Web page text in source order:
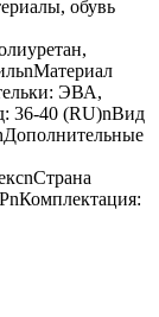
обувь
ЭВА,
36-40 (RU)nВид